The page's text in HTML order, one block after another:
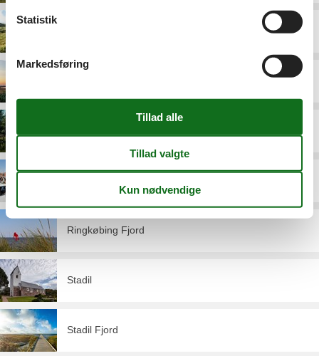
Ringkøbing Fjord
Stadil
Stadil Fjord
Statistik
Markedsføring